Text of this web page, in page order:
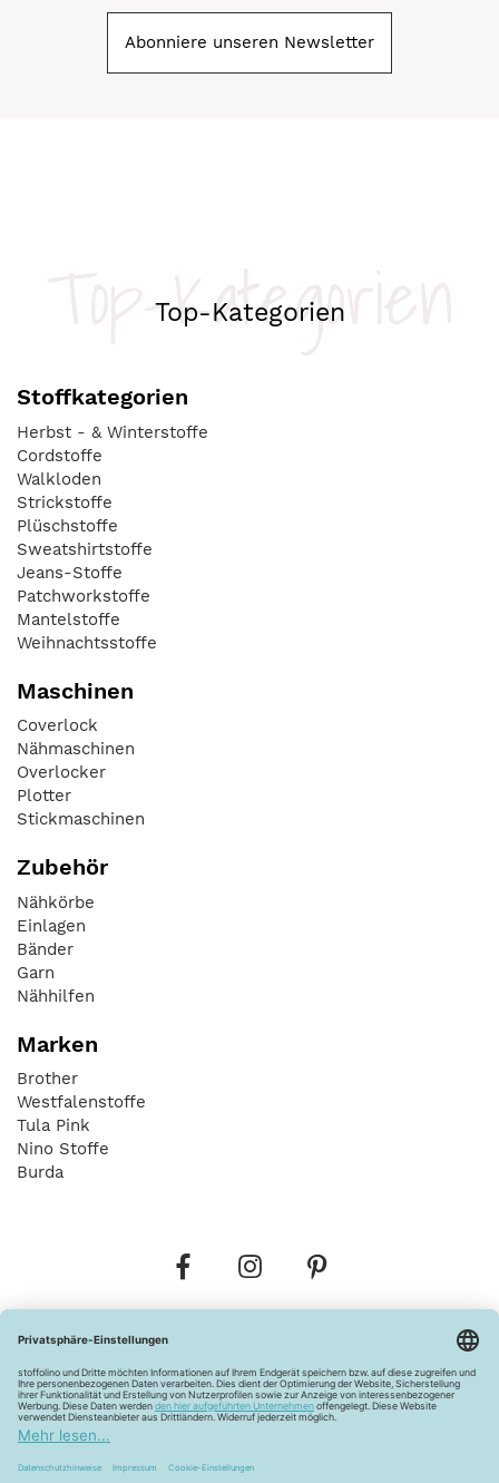
Abonniere unseren Newsletter
Top-Kategorien
Top-Kategorien
Stoffkategorien
Herbst - & Winterstoffe
Cordstoffe
Walkloden
Strickstoffe
Plüschstoffe
Sweatshirtstoffe
Jeans-Stoffe
Patchworkstoffe
Mantelstoffe
Weihnachtsstoffe
Maschinen
Coverlock
Nähmaschinen
Overlocker
Plotter
Stickmaschinen
Zubehör
Nähkörbe
Einlagen
Bänder
Garn
Nähhilfen
Marken
Brother
Westfalenstoffe
Tula Pink
Nino Stoffe
Burda
Widerrufsbelehrung Vertrag widerrufen
Barrierefreiheitserklärung